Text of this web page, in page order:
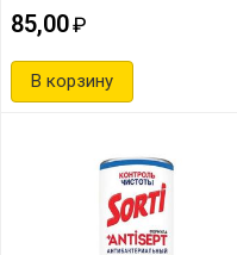
85,00
В корзину